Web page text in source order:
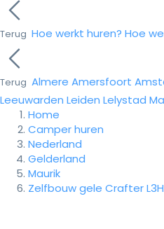
Terug Hoe werkt huren? Hoe
Terug Almere Amersfoort
Leeuwarden Leiden Lelystad
Home
Camper huren
Nederland
Gelderland
Maurik
Zelfbouw gele Crafter